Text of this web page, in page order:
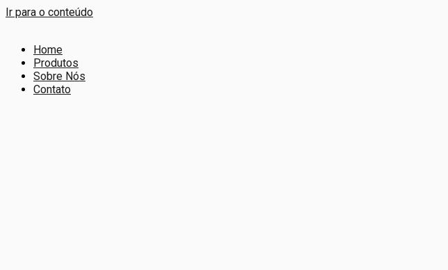
Ir para o conteúdo
Home
Produtos
Sobre Nós
Contato